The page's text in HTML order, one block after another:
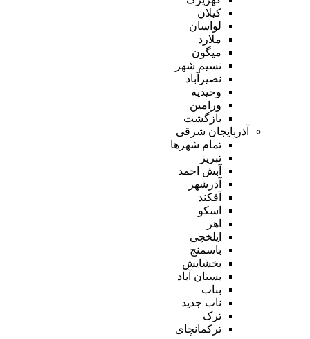
کیلان
لواسان
ملارد
میگون
نسیم شهر
نصیرآباد
وحیدیه
ورامین
بازگشت
آذربایجان شرقی
تمام شهر‌ها
تبریز
آبش احمد
آذرشهر
آقکند
اسکو
اهر
ایلخچی
باسمنج
بخشایش
بستان آباد
بناب
ناب جدید
ترک
ترکمانچای